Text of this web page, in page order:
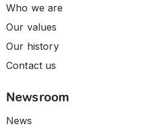
Who we are
Our values
Our history
Contact us
Newsroom
News